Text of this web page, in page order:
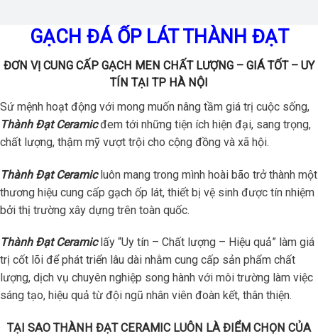
GẠCH ĐÁ ỐP LÁT THÀNH ĐẠT
ĐƠN VỊ CUNG CẤP GẠCH MEN CHẤT LƯỢNG – GIÁ TỐT – UY
TÍN TẠI TP HÀ NỘI
Sứ mệnh hoạt động với mong muốn nâng tầm giá trị cuộc sống,
Thành Đạt Ceramicđem tới những tiện ích hiện đại, sang trọng,
chất lượng, thậm mỹ vượt trội cho cộng đồng và xã hội.
Thành Đạt Ceramicluôn mang trong mình hoài bão trở thành một
thương hiệu cung cấp gạch ốp lát, thiết bị vệ sinh được tín nhiệm
bởi thị trường xây dựng trên toàn quốc.
Thành Đạt Ceramiclấy “Uy tín – Chất lượng – Hiệu quả” làm giá
trị cốt lõi để phát triển lâu dài nhằm cung cấp sản phẩm chất
lượng, dịch vụ chuyên nghiệp song hành với môi trường làm việc
sáng tạo, hiệu quả từ đội ngũ nhân viên đoàn kết, thân thiện.
TẠI SAO THÀNH ĐẠT CERAMIC LUÔN LÀ ĐIỂM CHỌN CỦA